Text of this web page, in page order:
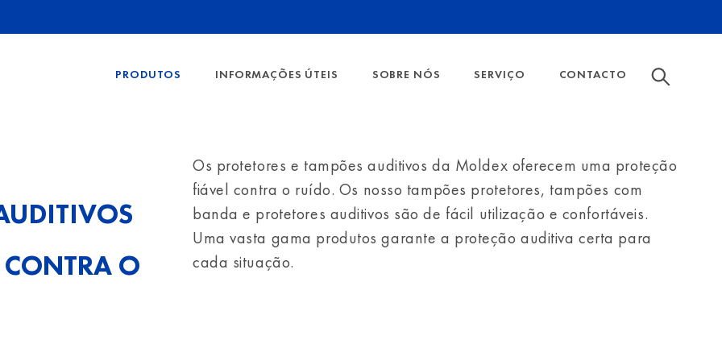
PRODUTOS
AUDITIVOS ESTRIADOS
AUDITIVOS COM BANDA
MOSTRAR TODOS
ÓCULOS DE SEGURANÇA
MOSTRAR TODOS
INFORMAÇÕES ÚTEIS
FAQ MÁSCARAS FFP
VALORES DE ISOLAMENTO SONORO PARA PROTEÇÃO AUDITIVA
NÍVEIS DE PROTEÇÃO DO FILTRO DE PARTÍCULAS
CLASSES DE FILTROS DE GÁS E NÍVEIS DE PROTEÇÃO
SOBRE NÓS
AMBIENTE
SERVIÇO CONTACTO
CONTRA O
Os protetores e tampões auditivos da Moldex oferecem uma proteção
fiável contra o ruído. Os nosso tampões protetores, tampões com
banda e protetores auditivos são de fácil utilização e confortáveis.
Uma vasta gama produtos garante a proteção auditiva certa para
cada situação.